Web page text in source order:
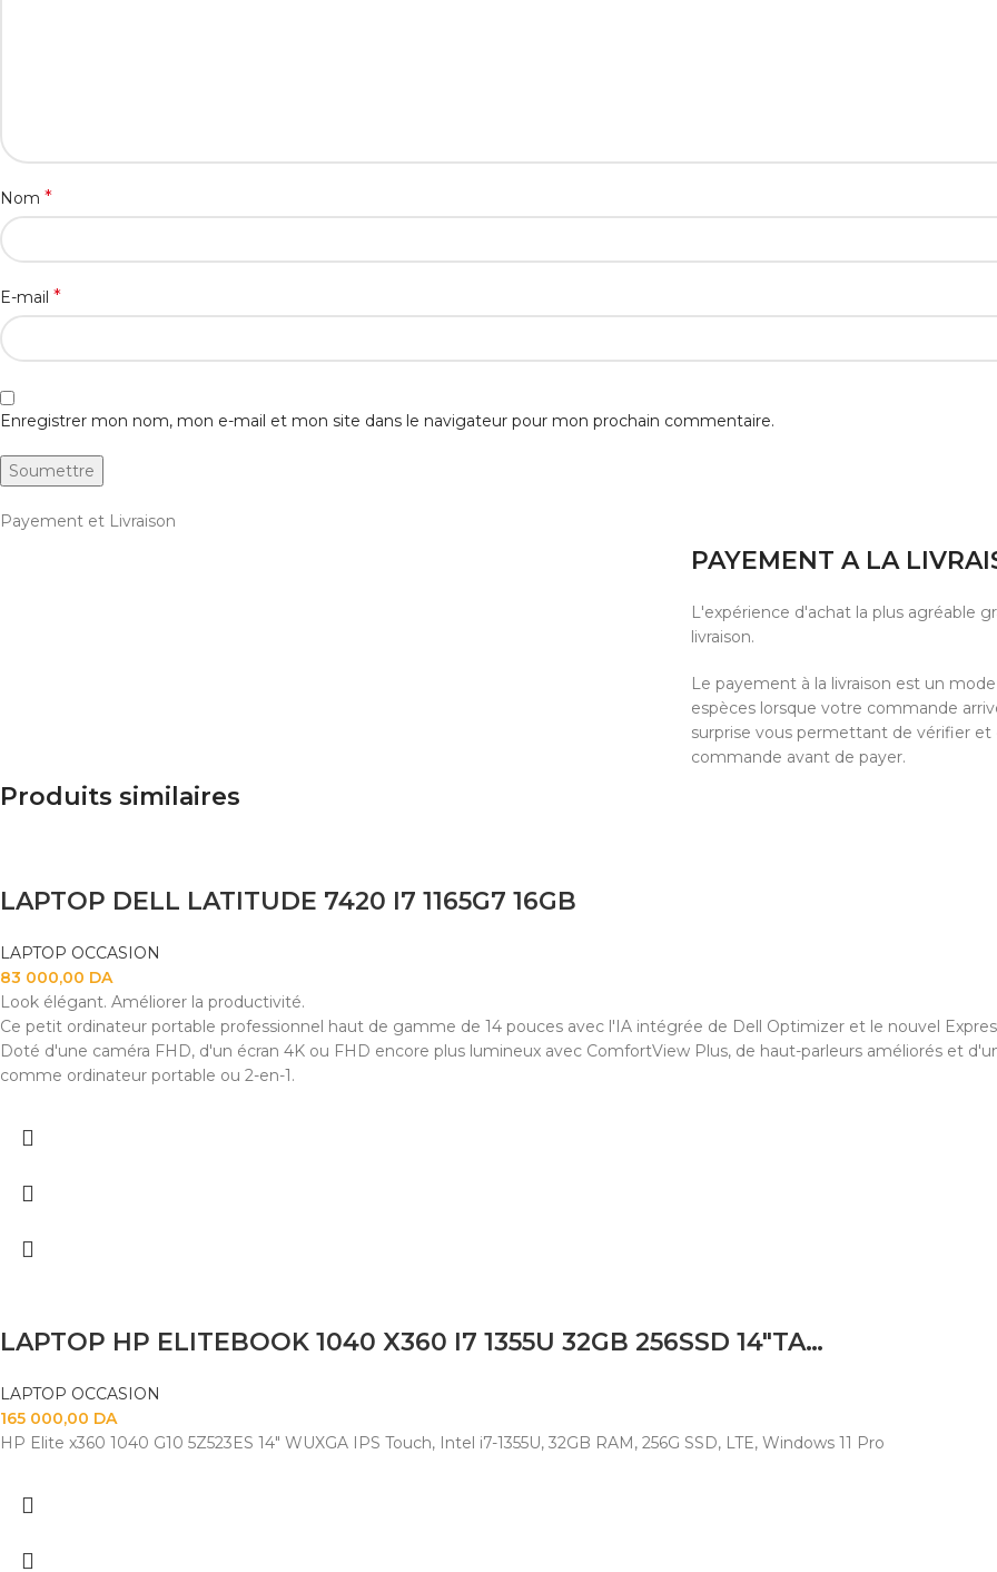
Nom *
E-mail *
Enregistrer mon nom, mon e-mail et mon site dans le navigateur pour mon prochain commentaire.
Payement et Livraison
PAYEMENT A LA
L'expérience d'achat la plus agréable
livraison.
Le payement à la livraison est un
espèces lorsque votre commande
surprise vous permettant de vérifier
commande avant de payer.
Produits similaires
LAPTOP DELL LATITUDE 7420 I7 1165G7 16GB
LAPTOP OCCASION
83 000,00 DA
Look élégant. Améliorer la productivité.
Ce petit ordinateur portable professionnel haut de gamme de 14 pouces avec l'IA intégrée de Dell Optimizer et le nouvel
Doté d'une caméra FHD, d'un écran 4K ou FHD encore plus lumineux avec ComfortView Plus, de haut-parleurs améliorés et
comme ordinateur portable ou 2-en-1.
LAPTOP HP ELITEBOOK 1040 X360 I7 1355U 32GB 256SSD 14″TACTILE X360
LAPTOP OCCASION
165 000,00 DA
HP Elite x360 1040 G10 5Z523ES 14" WUXGA IPS Touch, Intel i7-1355U, 32GB RAM, 256G SSD, LTE, Windows 11 Pro